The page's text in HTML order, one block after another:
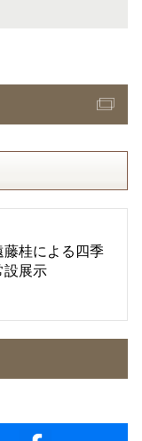
桂による四季
設展示